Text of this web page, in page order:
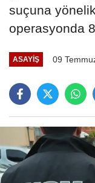
suçuna
operasyonda
ASAYIŞ 09